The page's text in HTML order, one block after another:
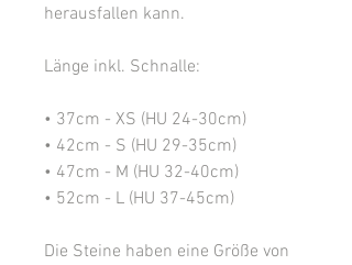
herausfallen kann.
Länge inkl. Schnalle:
• 37cm - XS (HU 24-30cm)
• 42cm - S (HU 29-35cm)
• 47cm - M (HU 32-40cm)
• 52cm - L (HU 37-45cm)
Die Steine haben eine Größe von